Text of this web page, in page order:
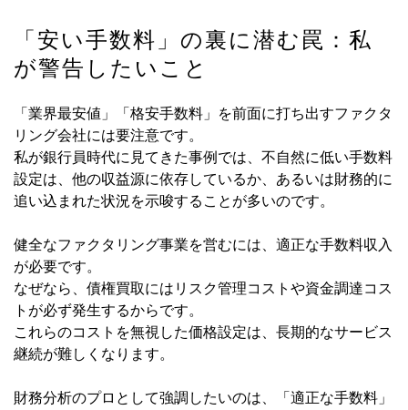
「安い手数料」の裏に潜む罠：私
が警告したいこと
「業界最安値」「格安手数料」を前面に打ち出すファクタ
リング会社には要注意です。
私が銀行員時代に見てきた事例では、不自然に低い手数料
設定は、他の収益源に依存しているか、あるいは財務的に
追い込まれた状況を示唆することが多いのです。
健全なファクタリング事業を営むには、適正な手数料収入
が必要です。
なぜなら、債権買取にはリスク管理コストや資金調達コス
トが必ず発生するからです。
これらのコストを無視した価格設定は、長期的なサービス
継続が難しくなります。
財務分析のプロとして強調したいのは、「適正な手数料」